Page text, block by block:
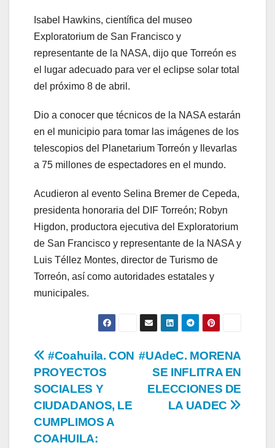
Isabel Hawkins, científica del museo
Exploratorium de San Francisco y
representante de la NASA, dijo que Torreón es
el lugar adecuado para ver el eclipse solar total
del próximo 8 de abril.
Dio a conocer que técnicos de la NASA estarán
en el municipio para tomar las imágenes de los
telescopios del Planetarium Torreón y llevarlas
a 75 millones de espectadores en el mundo.
Acudieron al evento Selina Bremer de Cepeda,
presidenta honoraria del DIF Torreón; Robyn
Higdon, productora ejecutiva del Exploratorium
de San Francisco y representante de la NASA y
Luis Téllez Montes, director de Turismo de
Torreón, así como autoridades estatales y
municipales.
Navegación
de
entradas
#UAdeC. MORENA
SE INFLITRA EN
ELECCIONES DE
LA UADEC
#Coahuila. CON
PROYECTOS
SOCIALES Y
CIUDADANOS, LE
CUMPLIMOS A
COAHUILA: